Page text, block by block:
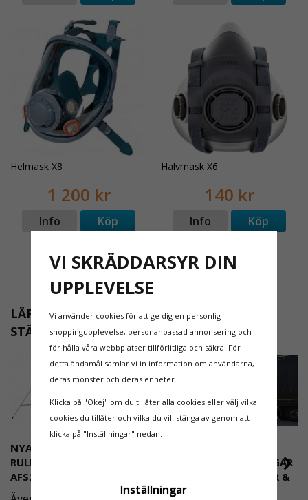
Helmask X8
1 200 kr
Info Köp
Halvmask X6
140 kr
Info Köp
Visa fler
20 av 36 produkter visas
LÄR DIG MER OM FALLSKYDD OCH
STÄLLNINGAR I VÅR KUNSKAPSBANK
NYA REGLER FÖR
RULLSTÄLLNING -
AFS2023:9 & EN1004:2020
SÄKRA ACCESSLÖSNINGAR
| ARBETSPLATTFORMAR &
STEGAR
VI SKRÄDDARSYR DIN
UPPLEVELSE
Vi använder cookies för att ge dig en personlig
shoppingupplevelse, personanpassad annonsering och
för hålla våra webbplatser tillförlitliga och säkra. För
detta ändamål samlar vi in information om användarna,
deras mönster och deras enheter.
Klicka på "Okej" om du tillåter alla cookies eller välj vilka
cookies du tillåter och vilka du vill stänga av genom att
klicka på "Inställningar" nedan.
Inställningar